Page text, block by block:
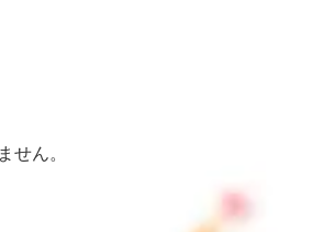
ん。